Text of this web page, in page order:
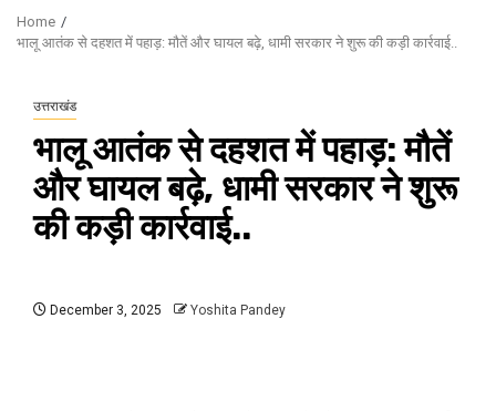
Home
भालू आतंक से दहशत में पहाड़: मौतें और घायल बढ़े, धामी सरकार ने शुरू की कड़ी कार्रवाई..
उत्तराखंड
भालू आतंक से दहशत में पहाड़: मौतें
और घायल बढ़े, धामी सरकार ने शुरू
की कड़ी कार्रवाई..
December 3, 2025 Yoshita Pandey